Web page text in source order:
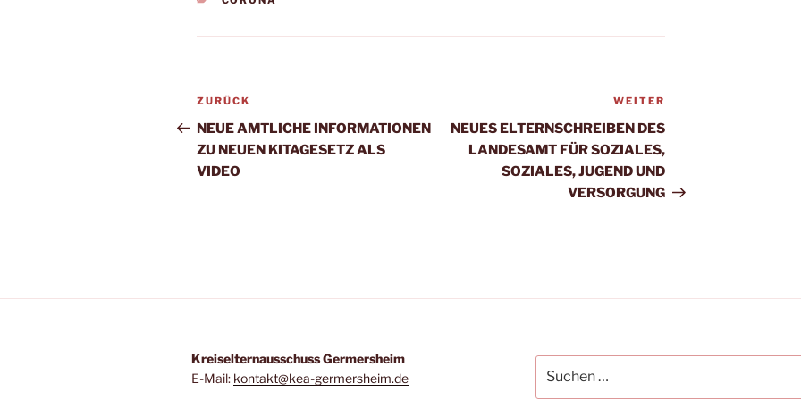
Beitragsnavigation
Vorheriger
Beitrag
ZURÜCK
NEUE AMTLICHE INFORMATIONEN
ZU NEUEN KITAGESETZ ALS
VIDEO
Beitrag
WEITER
NEUES ELTERNSCHREIBEN DES
LANDESAMT FÜR SOZIALES,
SOZIALES, JUGEND UND
VERSORGUNG
Kreiselternausschuss Germersheim
E-Mail: kontakt@kea-germersheim.de
nach: